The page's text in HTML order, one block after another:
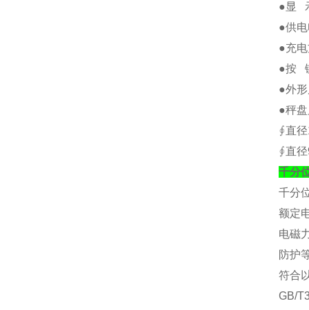
●显
●供
●充
●按
●外
●秤
∮直
∮直
千分
千分
额定
电磁
防护
符合
GB/